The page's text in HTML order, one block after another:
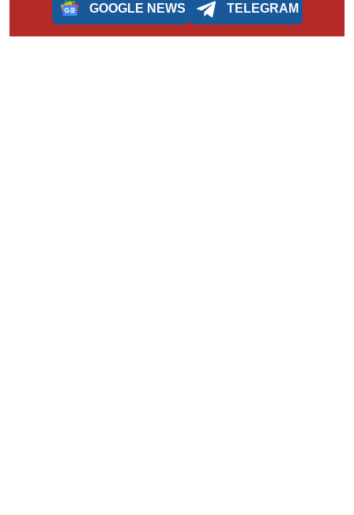
GOOGLE NEWS TELEGRAM